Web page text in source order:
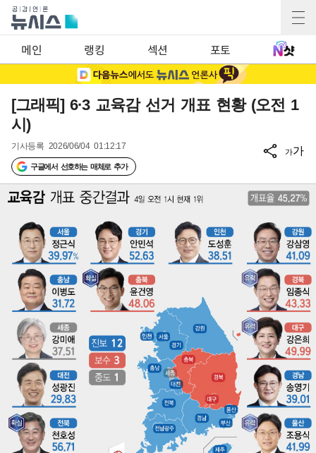
메인 랭킹 섹션 포토
[그래픽] 6·3 교육감 선거 개표 현황 (오전 1
시)
기사등록 2026/06/04 01:12:17
구글에서 선호하는 매체로 추가
가가